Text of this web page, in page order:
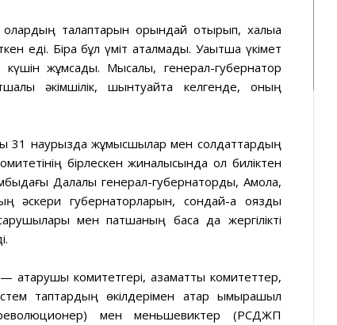
олардың талаптарын орындай отырып, халыққа
еді. Бірақ бұл үміт ақталмады. Уақытша үкімет
күшін жұмсады. Мысалы, генерал-губернатор
әкімшілік, шынтуайтқа келгенде, оның
31 наурызда жұмысшылар мен солдаттардың
бірлескен жиналысында ол биліктен
Далалық генерал-губернаторды, Ақмола,
губернаторларын, сондай-ақ ояздық
мен патшаның басқа да жергілікті
комитетгері, азаматтық комитеттер,
таптардың өкілдерімен қатар ымырашыл
мен меньшевиктер (РСДЖП